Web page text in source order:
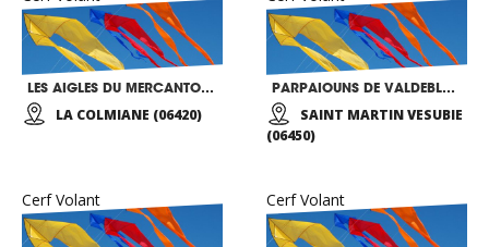
LES AIGLES DU MERCANTOUR
LA COLMIANE (06420)
PARPAIOUNS DE VALDEBLORE
SAINT MARTIN VESUBIE
(06450)
Cerf Volant Cerf Volant